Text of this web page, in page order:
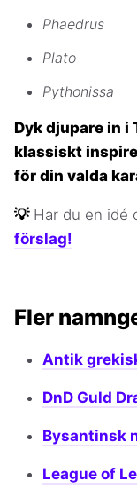
Phaedrus
Plato
Pythonissa
Dyk djupare in i
klassiskt
för din valda
💡 Har du en idé
förslag!
Fler
Antik
DnD Guld
Bysantinsk
League of